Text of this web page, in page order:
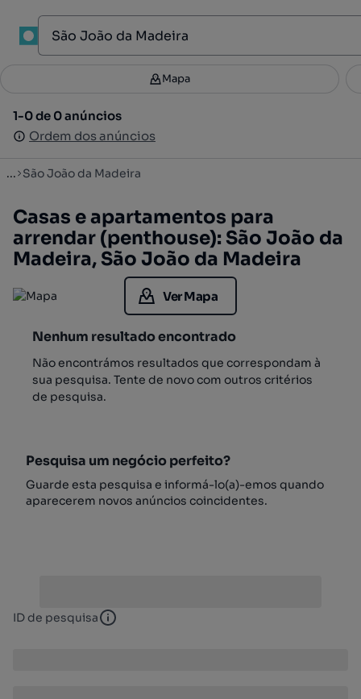
Filtros 3
1-0 de 0 anúncios
Ordem dos anúncios
Mapa
1-0 de 0 anúncios
Ordem dos anúncios
... São João da Madeira
Casas e apartamentos para
arrendar (penthouse): São João da
Madeira, São João da Madeira
Ver Mapa
Nenhum resultado encontrado
Não encontrámos resultados que correspondam à
sua pesquisa. Tente de novo com outros critérios
de pesquisa.
Pesquisa um negócio perfeito?
Guarde esta pesquisa e informá-lo(a)-emos quando
aparecerem novos anúncios coincidentes.
ID de pesquisa ID de pesquisa